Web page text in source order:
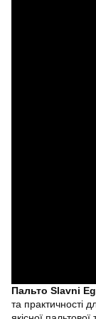
Пальто Slavni
та практичності